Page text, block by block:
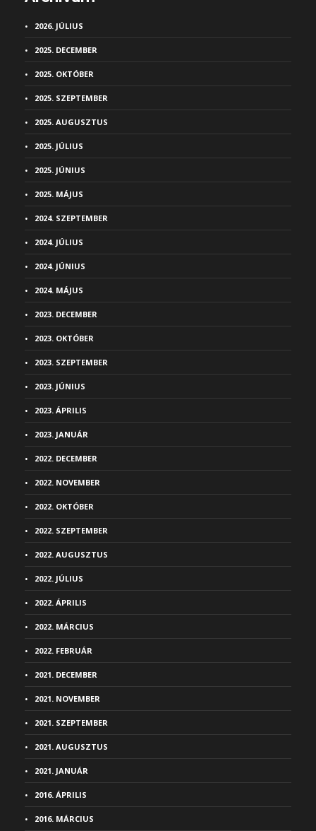
2026. JÚLIUS
2025. DECEMBER
2025. OKTÓBER
2025. SZEPTEMBER
2025. AUGUSZTUS
2025. JÚLIUS
2025. JÚNIUS
2025. MÁJUS
2024. SZEPTEMBER
2024. JÚLIUS
2024. JÚNIUS
2024. MÁJUS
2023. DECEMBER
2023. OKTÓBER
2023. SZEPTEMBER
2023. JÚNIUS
2023. ÁPRILIS
2023. JANUÁR
2022. DECEMBER
2022. NOVEMBER
2022. OKTÓBER
2022. SZEPTEMBER
2022. AUGUSZTUS
2022. JÚLIUS
2022. ÁPRILIS
2022. MÁRCIUS
2022. FEBRUÁR
2021. DECEMBER
2021. NOVEMBER
2021. SZEPTEMBER
2021. AUGUSZTUS
2021. JANUÁR
2016. ÁPRILIS
2016. MÁRCIUS